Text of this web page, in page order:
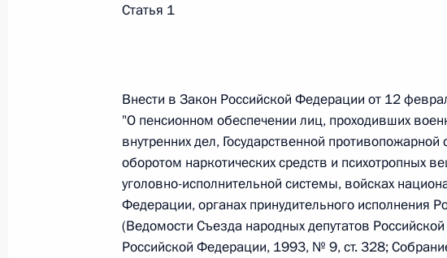
Федеральный закон от 26.07.2026 г. № 246-ФЗ
Федеральный закон от 26.07.2026 г. № 268-
О внесении изменений в Федеральный закон «О
26 июля 2026 года
Статья 1
Внести в Закон Российской Федерации от 12
"О пенсионном обеспечении лиц, проходивших
внутренних дел, Государственной
оборотом наркотических средств и психотропных
уголовно-исполнительной системы, войсках
Федерации, органах принудительного исполнения
(Ведомости Съезда народных депутатов
Российской Федерации, 1993, № 9, ст. 328;